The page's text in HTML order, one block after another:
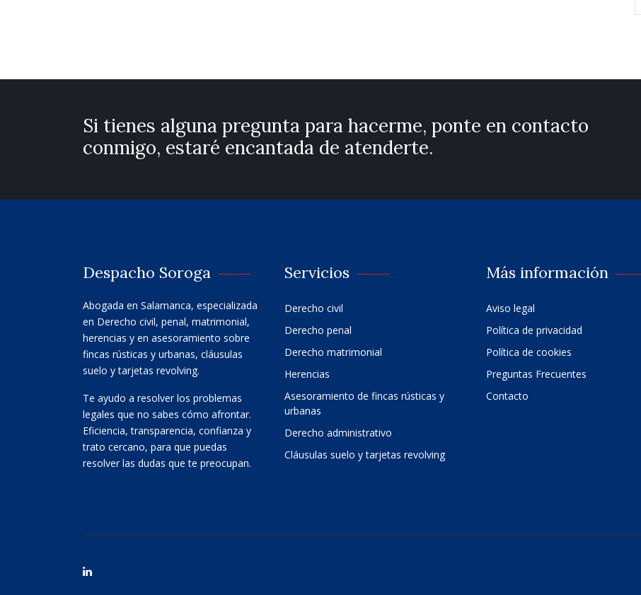
Si tienes alguna pregunta para hacerme, ponte en contacto
conmigo, estaré encantada de atenderte.
Despacho Soroga
Abogada en Salamanca, especializada
en Derecho civil, penal, matrimonial,
herencias y en asesoramiento sobre
fincas rústicas y urbanas, cláusulas
suelo y tarjetas revolving.
Te ayudo a resolver los problemas
legales que no sabes cómo afrontar.
Eficiencia, transparencia, confianza y
trato cercano, para que puedas
resolver las dudas que te preocupan.
Servicios
Derecho civil
Derecho penal
Derecho matrimonial
Herencias
Asesoramiento de fincas rústicas y
urbanas
Derecho administrativo
Cláusulas suelo y tarjetas revolving
Más información
Aviso legal
Política de privacidad
Política de cookies
Preguntas Frecuentes
Contacto